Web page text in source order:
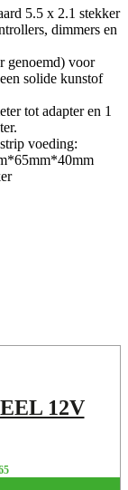
5.5 x 2.1 stekker
dimmers en
genoemd) voor
solide kunstof
tot adapter en 1
voeding:
12V